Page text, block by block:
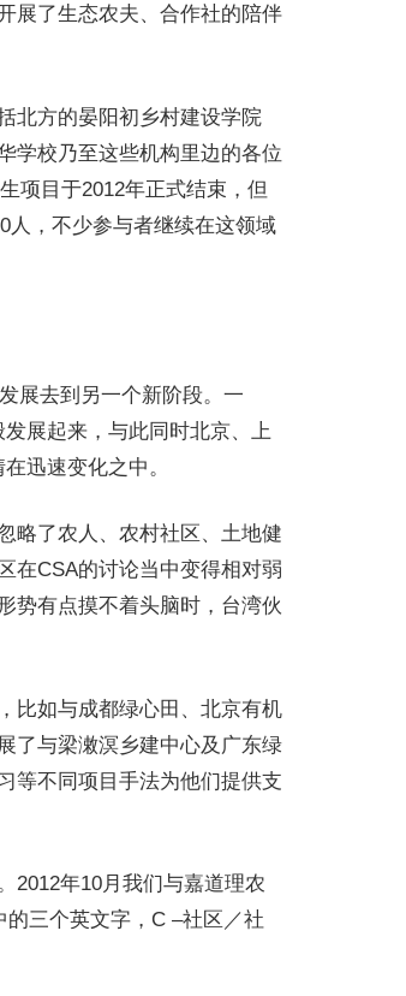
展了生态农夫、合作社的陪伴
北方的晏阳初乡村建设学院
学校乃至这些机构里边的各位
项目于2012年正式结束，但
人，不少参与者继续在这领域
展去到另一个新阶段。一
展起来，与此同时北京、上
迅速变化之中。
略了农人、农村社区、土地健
在CSA的讨论当中变得相对弱
势有点摸不着头脑时，台湾伙
比如与成都绿心田、北京有机
了与梁潄溟乡建中心及广东绿
等不同项目手法为他们提供支
2012年10月我们与嘉道理农
三个英文字，C –社区／社